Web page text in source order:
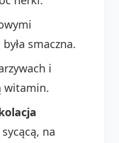
smaczna.
i
witamin.
na